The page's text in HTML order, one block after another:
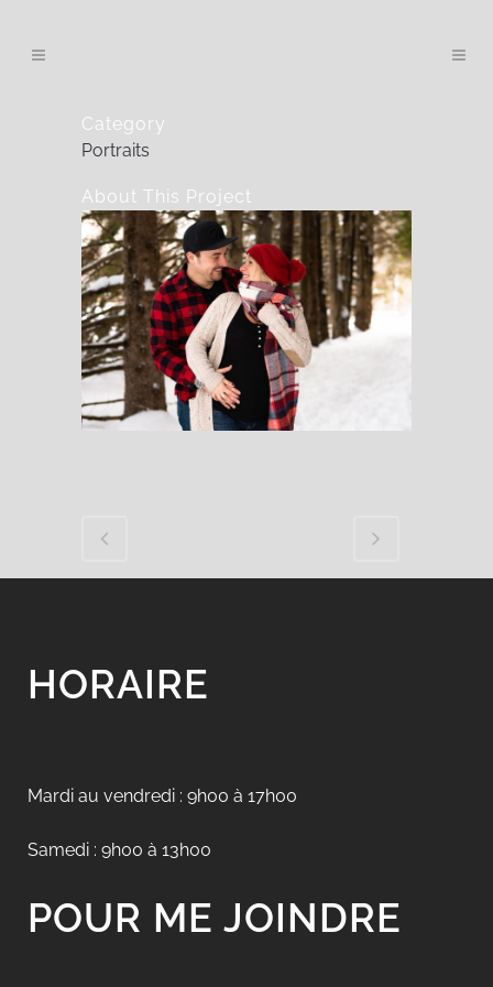
Category
Portraits
About This Project
HORAIRE
Mardi au vendredi : 9h00 à 17h00
Samedi : 9h00 à 13h00
POUR ME JOINDRE